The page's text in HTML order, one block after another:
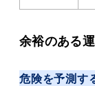
余裕のある
危険を予測す